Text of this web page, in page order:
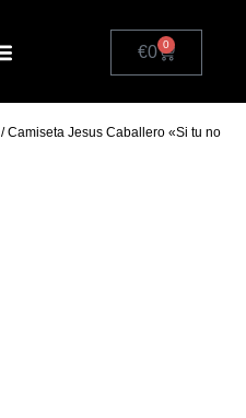
€0 0
/ Camiseta Jesus Caballero «Si tu no